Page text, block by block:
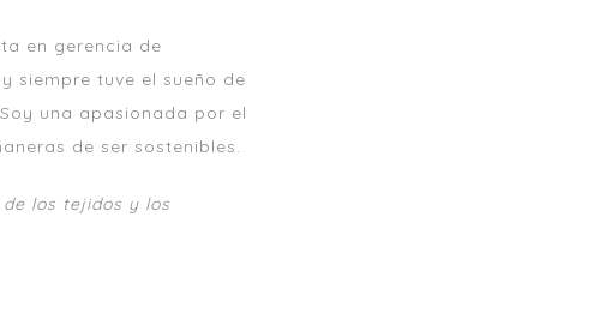
en gerencia de
siempre tuve el sueño de
una apasionada por el
de ser sostenibles.
de los tejidos y los